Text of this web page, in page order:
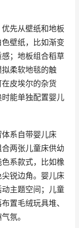
先从壁纸和地板
壁纸，比如渐变
；地板组合稻草
柔软地毯的触
皮埃尔的杂货
能单独配置婴儿
系自带婴儿床
合两张儿童床供幼
系款式，比如橡
锐边角。婴儿床
主题空间；儿童
置毛绒玩具堆、
氛。